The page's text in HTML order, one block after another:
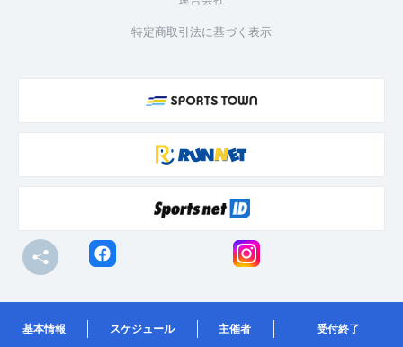
基本情報 スケジュール 主催者 受付終了
特定商取引法に基づく表示